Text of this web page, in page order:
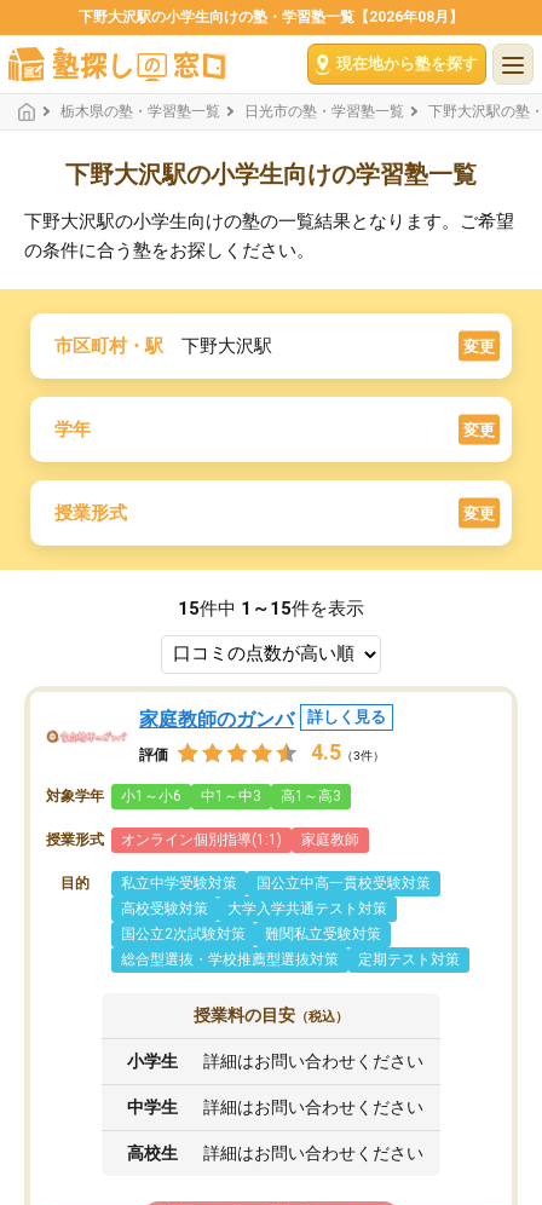
下野大沢駅の小学生向けの塾・学習塾一覧【2026年08月】
現在地から塾を探す
栃木県の塾・学習塾一覧 日光市の塾・学習塾一覧 下野大沢駅の塾
下野大沢駅の小学生向けの学習塾一覧
下野大沢駅の小学生向けの塾の一覧結果となります。ご希望
の条件に合う塾をお探しください。
市区町村・駅 下野大沢駅 変更
学年 変更
授業形式 変更
15件中 1～15件を表示
家庭教師のガンバ 詳しく見る
評価 4.5 （3件）
対象学年 小1～小6 中1～中3 高1～高3
授業形式 オンライン個別指導(1:1) 家庭教師
目的 私立中学受験対策
国公立中高一貫校受験対策
高校受験対策
大学入学共通テスト対策
国公立2次試験対策
難関私立受験対策
総合型選抜・学校推薦型選抜対策
定期テスト対策
授業料の目安 （税込）
小学生 詳細はお問い合わせください
中学生 詳細はお問い合わせください
高校生 詳細はお問い合わせください